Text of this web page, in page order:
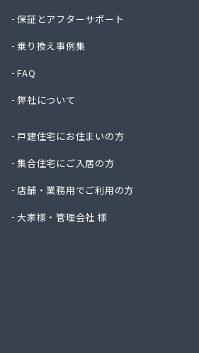
保証とアフターサポート
乗り換え事例集
FAQ
弊社について
戸建住宅にお住まいの方
集合住宅にご入居の方
店舗・業務用でご利用の方
大家様・管理会社 様